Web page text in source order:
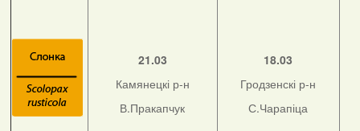
21.03
Камянецкі р-н
В.Пракапчук
18.03
Гродзенскі р-н
С.Чарапіца